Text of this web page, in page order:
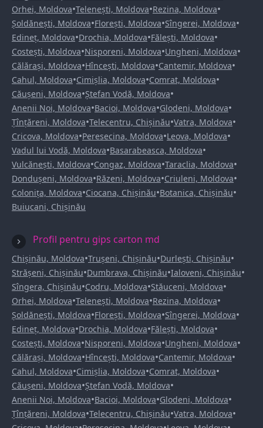
Orhei, Moldova•Telenești, Moldova•Rezina, Moldova•
Șoldănești, Moldova•Florești, Moldova•Sîngerei, Moldova•
Edineț, Moldova•Drochia, Moldova•Fălești, Moldova•
Costești, Moldova•Nisporeni, Moldova•Ungheni, Moldova•
Călărași, Moldova•Hîncești, Moldova•Cantemir, Moldova•
Cahul, Moldova•Cimișlia, Moldova•Comrat, Moldova•
Căușeni, Moldova•Ștefan Vodă, Moldova•
Anenii Noi, Moldova•Bacioi, Moldova•Glodeni, Moldova•
Țînțăreni, Moldova•Telecentru, Chișinău•Vatra, Moldova•
Cricova, Moldova•Peresecina, Moldova•Leova, Moldova•
Vadul lui Vodă, Moldova•Basarabeasca, Moldova•
Vulcănești, Moldova•Congaz, Moldova•Taraclia, Moldova•
Dondușeni, Moldova•Răzeni, Moldova•Criuleni, Moldova•
Colonița, Moldova•Ciocana, Chișinău•Botanica, Chișinău•
Buiucani, Chișinău
Profil pentru gips carton md
Chișinău, Moldova•Trușeni, Chișinău•Durlești, Chișinău•
Strășeni, Chișinău•Dumbrava, Chișinău•Ialoveni, Chișinău•
Sîngera, Chișinău•Codru, Moldova•Stăuceni, Moldova•
Orhei, Moldova•Telenești, Moldova•Rezina, Moldova•
Șoldănești, Moldova•Florești, Moldova•Sîngerei, Moldova•
Edineț, Moldova•Drochia, Moldova•Fălești, Moldova•
Costești, Moldova•Nisporeni, Moldova•Ungheni, Moldova•
Călărași, Moldova•Hîncești, Moldova•Cantemir, Moldova•
Cahul, Moldova•Cimișlia, Moldova•Comrat, Moldova•
Căușeni, Moldova•Ștefan Vodă, Moldova•
Anenii Noi, Moldova•Bacioi, Moldova•Glodeni, Moldova•
Țînțăreni, Moldova•Telecentru, Chișinău•Vatra, Moldova•